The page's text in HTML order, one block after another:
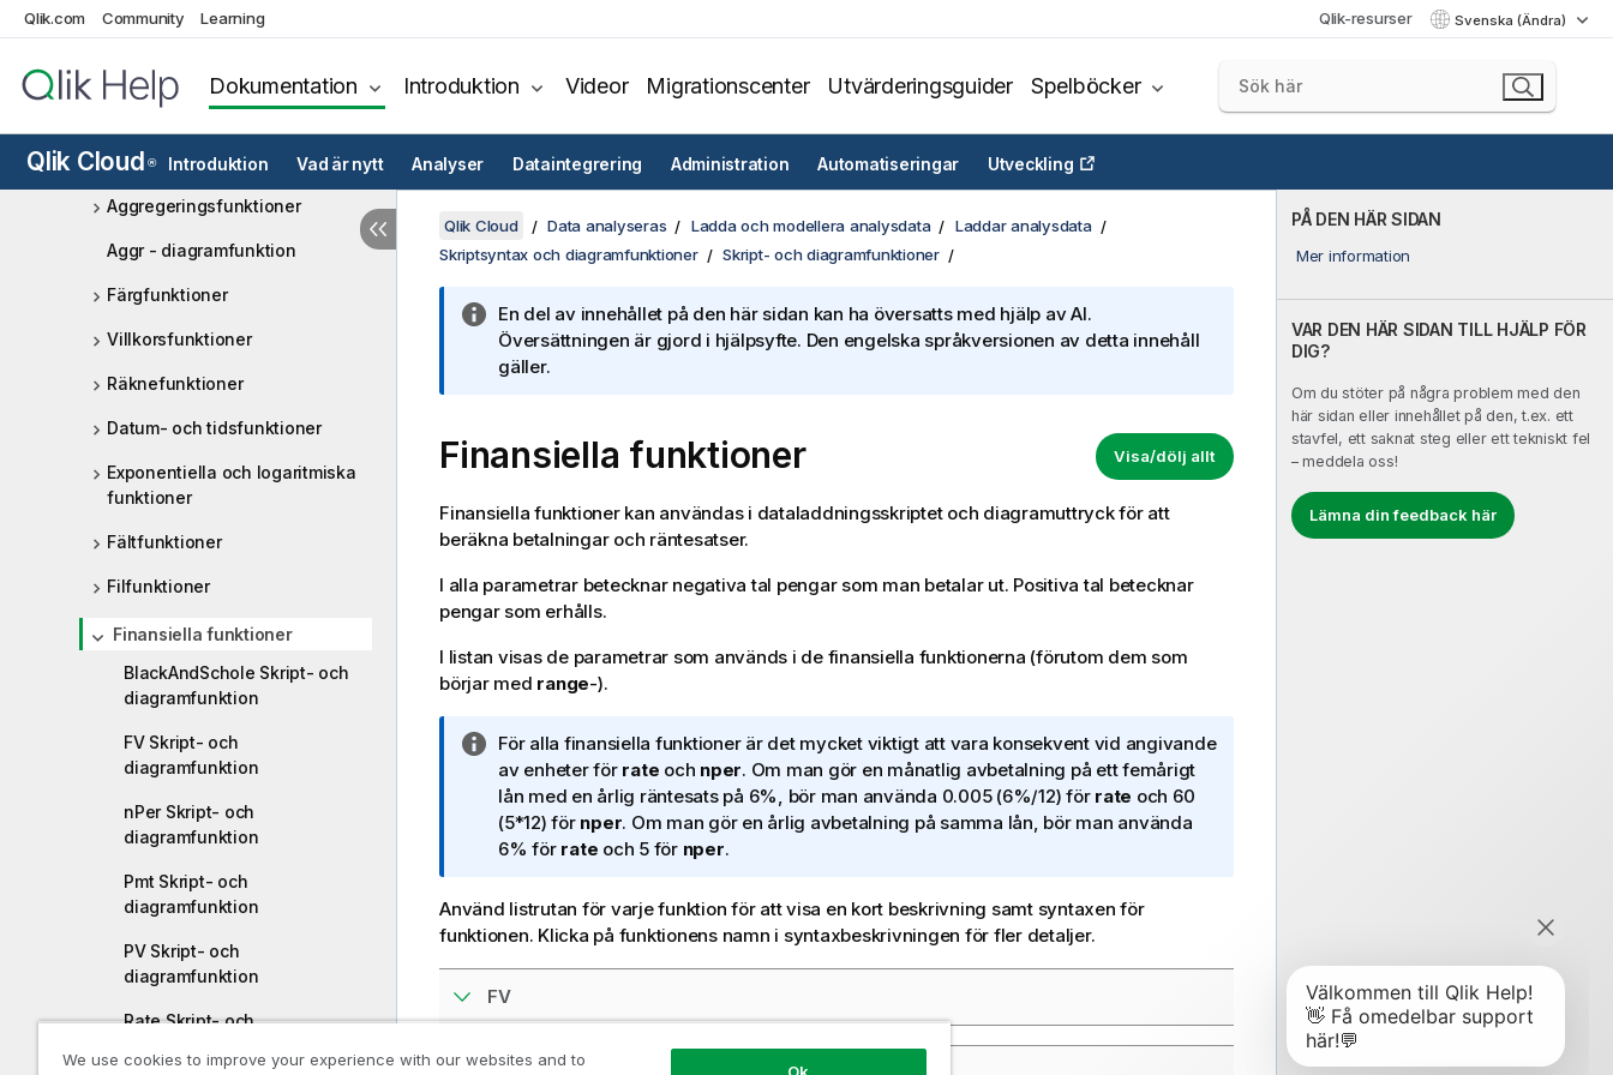
Qlik.com Community Learning Qlik-resurser Svenska (Ändra)
Dokumentation Introduktion Videor Migrationscenter Utvärderingsguider Spelböcker
Qlik Cloud ® Introduktion Vad är nytt Analyser Dataintegrering Administration Automatiseringar Utveckling
Skriptuttryck
Diagramuttryck
Skript- och diagramfunktioner
Aggregeringsfunktioner
Aggr - diagramfunktion
Färgfunktioner
Villkorsfunktioner
Räknefunktioner
Datum- och tidsfunktioner
Exponentiella och logaritmiska
funktioner
Fältfunktioner
Filfunktioner
Finansiella funktioner
BlackAndSchole Skript- och
diagramfunktion
FV Skript- och
diagramfunktion
nPer Skript- och
diagramfunktion
Pmt Skript- och
diagramfunktion
PV Skript- och
diagramfunktion
Rate Skript- och
PÅ DEN HÄR SIDAN
Mer information
VAR DEN HÄR SIDAN TILL HJÄLP FÖR
DIG?
Om du stöter på några problem med den
här sidan eller innehållet på den, t.ex. ett
stavfel, ett saknat steg eller ett tekniskt fel
– meddela oss!
Lämna din feedback här
Qlik Cloud Data analyseras Ladda och modellera analysdata
Laddar analysdata
Skriptsyntax och diagramfunktioner
Skript- och diagramfunktioner
En del av innehållet på den här sidan kan ha översatts med hjälp av AI.
Översättningen är gjord i hjälpsyfte. Den engelska språkversionen av detta innehåll
gäller.
Visa/dölj allt
Finansiella funktioner
Finansiella funktioner kan användas i dataladdningsskriptetoch diagramuttryck för att
beräkna betalningar och räntesatser.
I alla parametrar betecknar negativa tal pengar som man betalar ut. Positiva tal betecknar
pengar som erhålls.
I listan visas de parametrar som används i de finansiella funktionerna (förutom dem som
börjar med range-).
A
n
t
e
c
n
i
o
i
För alla finansiella funktioner är det mycket viktigt att vara konsekvent vid angivande
av enheter för rate och nper. Om man gör en månatlig avbetalning på ett femårigt
lån med en årlig räntesats på 6%, bör man använda 0.005 (6%/12) för rate och 60
(5*12) för nper. Om man gör en årlig avbetalning på samma lån, bör man använda
6% för rate och 5 för nper.
Använd listrutan för varje funktion för att visa en kort beskrivning samt syntaxen för
funktionen. Klicka på funktionens namn i syntaxbeskrivningen för fler detaljer.
FV
We use cookies to improve your experience with our websites and to